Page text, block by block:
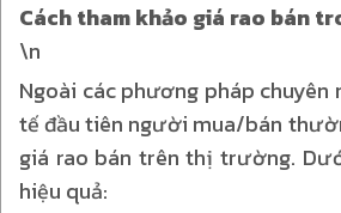
Cách tham khảo giá rao bán
\n
Ngoài các phương pháp
tế đầu tiên người mua/bán
giá rao bán trên thị trường.
hiệu quả: